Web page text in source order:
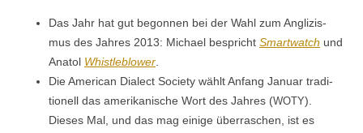
Das Jahr hat gut begonnen bei der Wahl zum Anglizis­
mus des Jahres 2013: Michael bespricht Smart­watch und
Ana­tol Whistle­blow­er
Die Amer­i­can Dialect Soci­ety wählt Anfang Jan­u­ar tra­di­
tionell das amerikanis­che Wort des Jahres (WOTY).
Dieses Mal, und das mag einige über­raschen, ist es